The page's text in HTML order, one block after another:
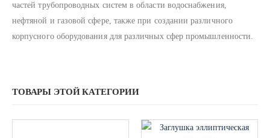
частей трубопроводных систем в области водоснабжения,
нефтяной и газовой сфере, также при создании различного
корпусного оборудования для различных сфер промышленности.
ТОВАРЫ ЭТОЙ КАТЕГОРИИ